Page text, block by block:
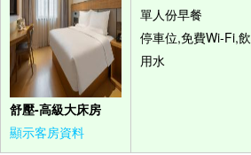
舒壓-高級大床房
顯示客房資料
單人份早餐
停車位,免費Wi-Fi,飲
用水